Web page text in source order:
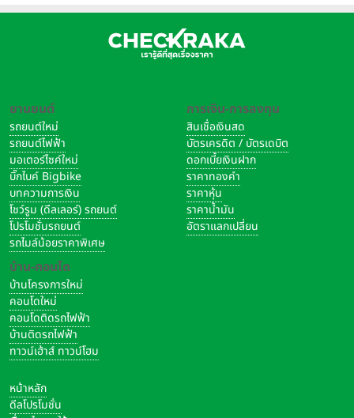
ยานยนต์
รถยนต์ใหม่
รถยนต์ไฟฟ้า
มอเตอร์ไซค์ใหม่
บิ๊กไบค์ Bigbike
บทความการเงิน
โชว์รูม (ดีลเลอร์) รถยนต์
โปรโมชั่นรถยนต์
รถไมล์น้อยราคาพิเศษ
บ้าน-คอนโด
บ้านโครงการใหม่
คอนโดใหม่
คอนโดติดรถไฟฟ้า
บ้านติดรถไฟฟ้า
ทาวน์เฮ้าส์ ทาวน์โฮม
การเงิน-การลงทุน
สินเชื่อเงินสด
บัตรเครดิต / บัตรเดบิต
ดอกเบี้ยเงินฝาก
ราคาทองคำ
ราคาหุ้น
ราคาน้ำมัน
อัตราแลกเปลี่ยน
หน้าหลัก
ดีลโปรโมชั่น